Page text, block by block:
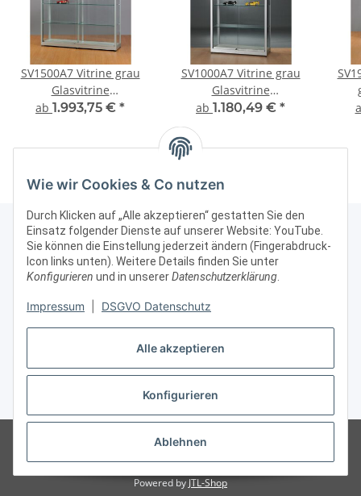
Alle akzeptieren
Konfigurieren
Ablehnen
Wie wir Cookies & Co nutzen
Durch Klicken auf „Alle akzeptieren“ gestatten Sie den
Einsatz folgender Dienste auf unserer Website: YouTube.
Sie können die Einstellung jederzeit ändern (Fingerabdruck-
Icon links unten). Weitere Details finden Sie unter
Konfigurieren und in unsererDatenschutzerklärung.
Impressum DSGVO Datenschutz
SV1500A7 Vitrine grau
Glasvitrine
Ausstellungsvitrine
ab 1.993,75 € *
SV1000A7 Vitrine grau
Glasvitrine
Ausstellungsvitrine
Präsentationsvitrine
abschließbar Alu Silber
ab 1.180,49 € *
Kontakt & Rechtliches
Weitere Informationen
Vertrag widerrufen
* Alle Preise zzgl. gesetzlicher USt., zzgl.Versand
Besucherzähler: 3031212
Powered by JTL-Shop